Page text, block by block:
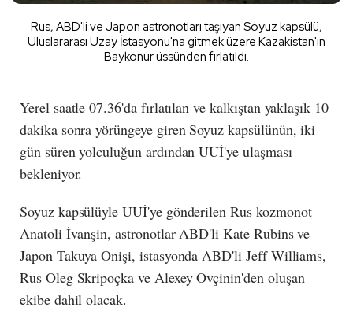
Rus, ABD'li ve Japon astronotları taşıyan Soyuz kapsülü,
Uluslararası Uzay İstasyonu'na gitmek üzere Kazakistan'ın
Baykonur üssünden fırlatıldı.
Yerel saatle 07.36'da fırlatılan ve kalkıştan yaklaşık 10
dakika sonra yörüngeye giren Soyuz kapsülünün, iki
gün süren yolculuğun ardından UUİ'ye ulaşması
bekleniyor.
Soyuz kapsülüyle UUİ'ye gönderilen Rus kozmonot
Anatoli İvanşin, astronotlar ABD'li Kate Rubins ve
Japon Takuya Onişi, istasyonda ABD'li Jeff Williams,
Rus Oleg Skripoçka ve Alexey Ovçinin'den oluşan
ekibe dahil olacak.